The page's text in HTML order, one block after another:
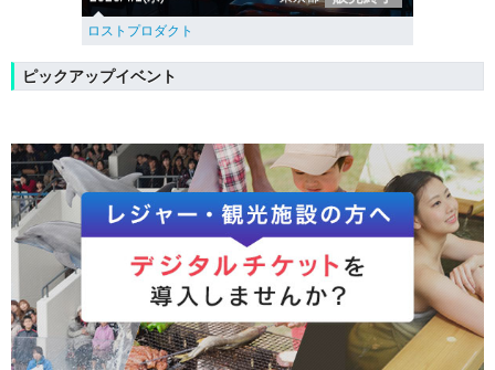
ロストプロダクト
ピックアップイベント